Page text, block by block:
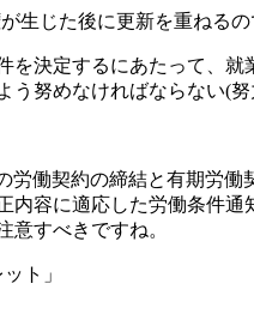
生じた後に更新を重ねる
決定するにあたって、
う努めなければならない(努
労働契約の締結と有期労働
内容に適応した労働条件通
意すべきですね。
ト」